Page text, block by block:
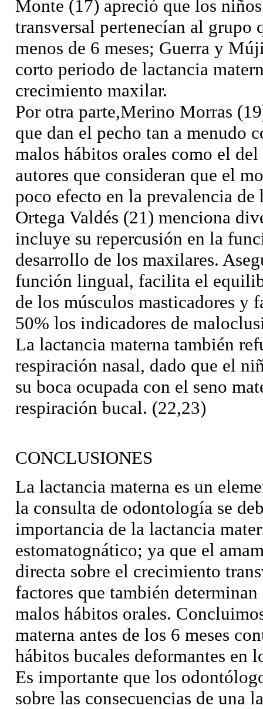
Monte (17) apreció que los
transversal pertenecían al
menos de 6 meses; Guerra y
corto periodo de lactancia
crecimiento maxilar.
Por otra parte,Merino Morras
que dan el pecho tan a menudo
malos hábitos orales como el
autores que consideran que el
poco efecto en la prevalencia
Ortega Valdés (21) menciona
incluye su repercusión en la
desarrollo de los maxilares.
función lingual, facilita el
de los músculos masticadores y
50% los indicadores de
La lactancia materna también
respiración nasal, dado que el
su boca ocupada con el seno
respiración bucal. (22,23)
CONCLUSIONES
La lactancia materna es un
la consulta de odontología se
importancia de la lactancia
estomatognático; ya que el
directa sobre el crecimiento
factores que también
malos hábitos orales.
materna antes de los 6 meses
hábitos bucales deformantes en
Es importante que los
sobre las consecuencias de una